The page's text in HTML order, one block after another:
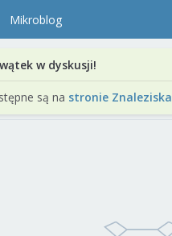
Mikroblog
w dyskusji!
są na stronie Znaleziska